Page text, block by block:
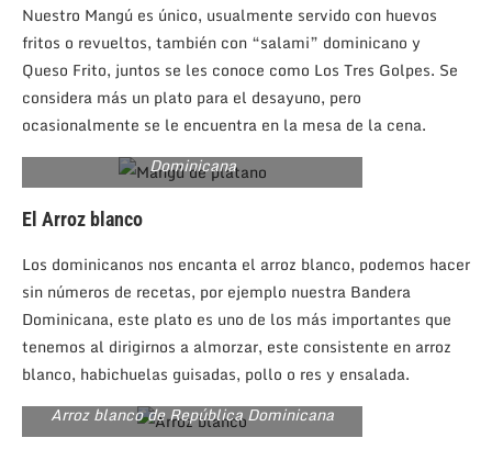
Nuestro Mangú es único, usualmente servido con huevos
fritos o revueltos, también con “salami” dominicano y
Queso Frito, juntos se les conoce como Los Tres Golpes. Se
considera más un plato para el desayuno, pero
ocasionalmente se le encuentra en la mesa de la cena.
Dominicana
El Arroz blanco
Los dominicanos nos encanta el arroz blanco, podemos hacer
sin números de recetas, por ejemplo nuestra Bandera
Dominicana, este plato es uno de los más importantes que
tenemos al dirigirnos a almorzar, este consistente en arroz
blanco, habichuelas guisadas, pollo o res y ensalada.
Arroz blanco de República Dominicana